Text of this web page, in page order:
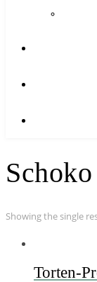
Showing the single
Torten-